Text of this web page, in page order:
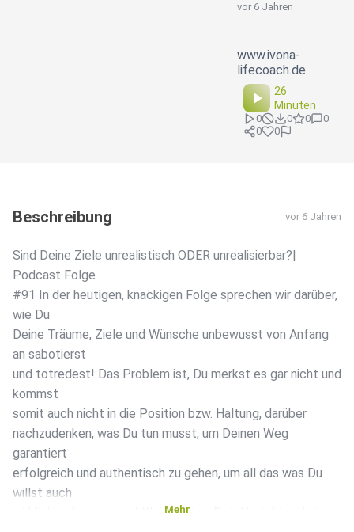
vor 6 Jahren
www.ivona-
lifecoach.de
26
Minuten
0 0 0
0
0
0
Beschreibung vor 6 Jahren
Sind Deine Ziele unrealistisch ODER unrealisierbar?️|
Podcast Folge
#91 In der heutigen, knackigen Folge sprechen wir darüber,
wie Du
Deine Träume, Ziele und Wünsche unbewusst von Anfang
an sabotierst
und totredest! Das Problem ist, Du merkst es gar nicht und
kommst
somit auch nicht in die Position bzw. Haltung, darüber
nachzudenken, was Du tun musst, um Deinen Weg
garantiert
erfolgreich und authentisch zu gehen, um all das was Du
willst auch
wirklich zu bekommen! Kleiner Tipp: Dein Umfeld und die
Mehr